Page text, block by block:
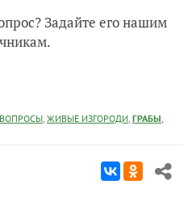
Задайте его нашим
ВОПРОСЫ, ЖИВЫЕ ИЗГОРОДИ, ГРАБЫ,